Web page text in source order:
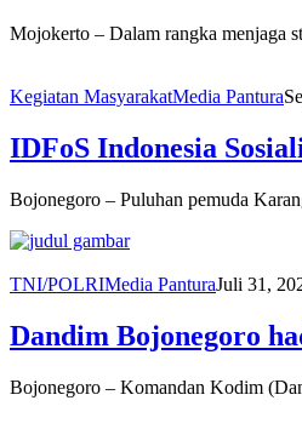
Mojokerto – Dalam rangka menjaga
Kegiatan MasyarakatMedia Pantura
IDFoS Indonesia
Bojonegoro – Puluhan pemuda
TNI/POLRIMedia PanturaJuli 31,
Dandim Bojonegoro
Bojonegoro – Komandan Kodim